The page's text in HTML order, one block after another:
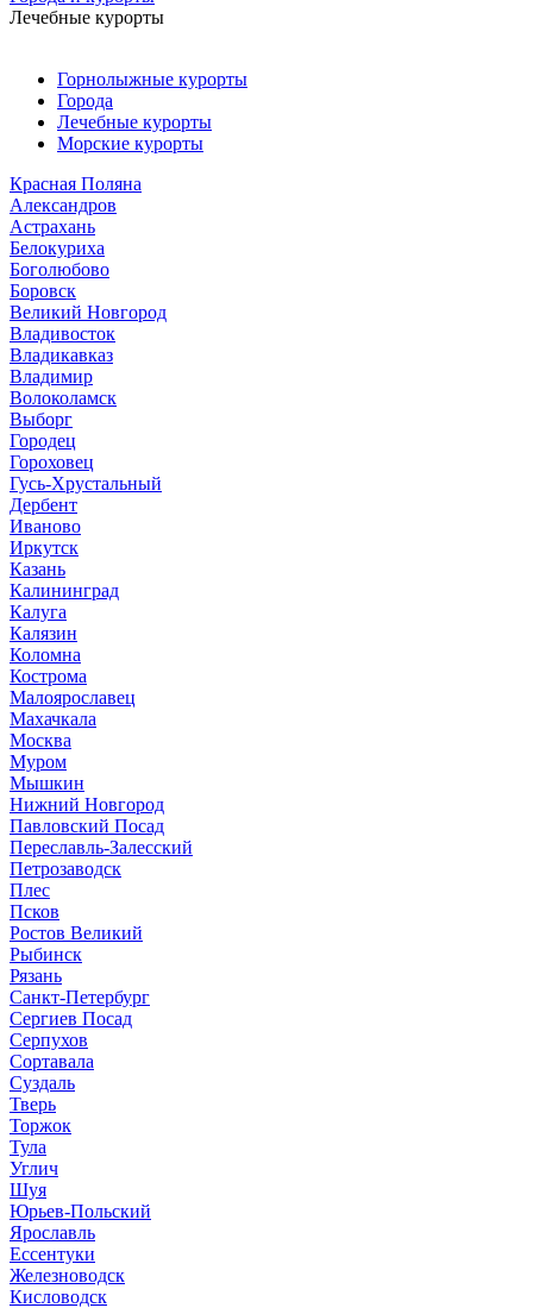
Лечебные курорты
Горнолыжные курорты
Города
Лечебные курорты
Морские курорты
Красная Поляна
Александров
Астрахань
Белокуриха
Боголюбово
Боровск
Великий Новгород
Владивосток
Владикавказ
Владимир
Волоколамск
Выборг
Городец
Гороховец
Гусь-Хрустальный
Дербент
Иваново
Иркутск
Казань
Калининград
Калуга
Калязин
Коломна
Кострома
Малоярославец
Махачкала
Москва
Муром
Мышкин
Нижний Новгород
Павловский Посад
Переславль-Залесский
Петрозаводск
Плес
Псков
Ростов Великий
Рыбинск
Рязань
Санкт-Петербург
Сергиев Посад
Серпухов
Сортавала
Суздаль
Тверь
Торжок
Тула
Углич
Шуя
Юрьев-Польский
Ярославль
Ессентуки
Железноводск
Кисловодск